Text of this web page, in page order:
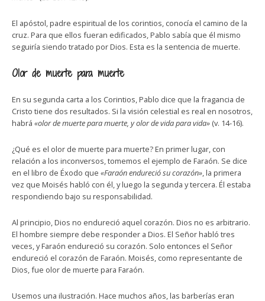
El apóstol, padre espiritual de los corintios, conocía el camino de la
cruz. Para que ellos fueran edificados, Pablo sabía que él mismo
seguiría siendo tratado por Dios. Esta es la sentencia de muerte.
Olor de muerte para muerte
En su segunda carta a los Corintios, Pablo dice que la fragancia de
Cristo tiene dos resultados. Si la visión celestial es real en nosotros,
habrá «olor de muerte para muerte, y olor de vida para vida» (v. 14-16).
¿Qué es el olor de muerte para muerte? En primer lugar, con
relación a los inconversos, tomemos el ejemplo de Faraón. Se dice
en el libro de Éxodo que «Faraón endureció su corazón», la primera
vez que Moisés habló con él, y luego la segunda y tercera. Él estaba
respondiendo bajo su responsabilidad.
Al principio, Dios no endureció aquel corazón. Dios no es arbitrario.
El hombre siempre debe responder a Dios. El Señor habló tres
veces, y Faraón endureció su corazón. Solo entonces el Señor
endureció el corazón de Faraón. Moisés, como representante de
Dios, fue olor de muerte para Faraón.
Usemos una ilustración. Hace muchos años, las barberías eran